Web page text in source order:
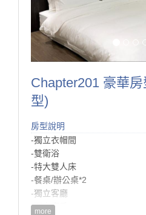
Chapter201 豪華
型)
房型說明
-獨立衣帽間
-雙衛浴
-特大雙人床
-餐桌/辦公桌*2
-獨立客廳
-獨立廚房
more